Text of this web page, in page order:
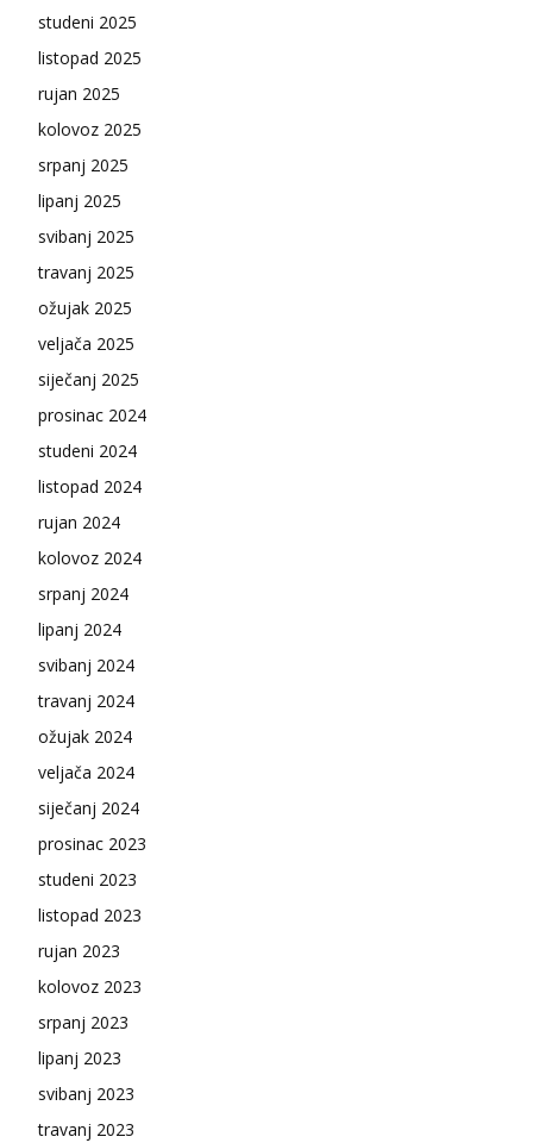
studeni 2025
listopad 2025
rujan 2025
kolovoz 2025
srpanj 2025
lipanj 2025
svibanj 2025
travanj 2025
ožujak 2025
veljača 2025
siječanj 2025
prosinac 2024
studeni 2024
listopad 2024
rujan 2024
kolovoz 2024
srpanj 2024
lipanj 2024
svibanj 2024
travanj 2024
ožujak 2024
veljača 2024
siječanj 2024
prosinac 2023
studeni 2023
listopad 2023
rujan 2023
kolovoz 2023
srpanj 2023
lipanj 2023
svibanj 2023
travanj 2023